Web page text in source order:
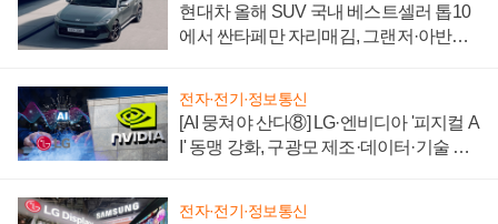
현대차 올해 SUV 국내 베스트셀러 톱10
에서 싼타페만 자리매김, 그랜저·아반떼
전자·전기·정보통신
[AI 뭉쳐야 산다⑧] LG·엔비디아 '피지컬 A
I' 동맹 강화, 구광모 제조·데이터·기술 결
전자·전기·정보통신